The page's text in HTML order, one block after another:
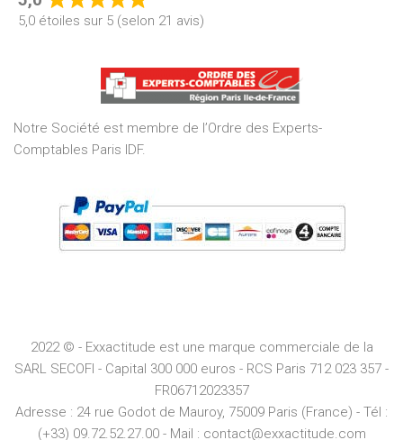
Rated
5,0
of
5
5,0 étoiles sur 5 (selon 21 avis)
Notre Société est membre de l’Ordre des Experts-
Comptables Paris IDF.
2022 © - Exxactitude est une marque commerciale de la
SARL SECOFI - Capital 300 000 euros - RCS Paris 712 023 357 -
FR06712023357
Adresse : 24 rue Godot de Mauroy, 75009 Paris (France) - Tél :
(+33) 09.72.52.27.00 - Mail : contact@exxactitude.com